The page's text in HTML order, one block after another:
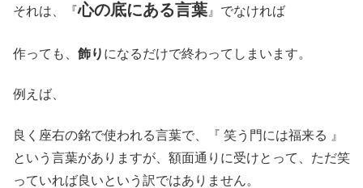
それは、『心の底にある言葉 』でなければ
作っても、 飾り になるだけで終わってしまいます。
例えば、
良く座右の銘で使われる言葉で、『 笑う門には福来る 』
という言葉がありますが、額面通りに受けとって、ただ笑
っていれば良いという訳ではありません。